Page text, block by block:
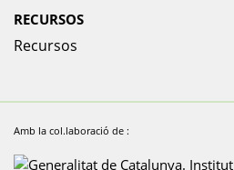
RECURSOS
Recursos
Amb la col.laboració de :